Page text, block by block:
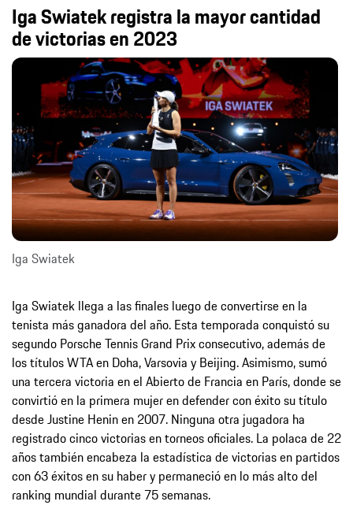
Iga Swiatek registra la mayor cantidad
de victorias en 2023
Iga Swiatek
Iga Swiatek llega a las finales luego de convertirse en la
tenista más ganadora del año. Esta temporada conquistó su
segundo Porsche Tennis Grand Prix consecutivo, además de
los títulos WTA en Doha, Varsovia y Beijing. Asimismo, sumó
una tercera victoria en el Abierto de Francia en París, donde se
convirtió en la primera mujer en defender con éxito su título
desde Justine Henin en 2007. Ninguna otra jugadora ha
registrado cinco victorias en torneos oficiales. La polaca de 22
años también encabeza la estadística de victorias en partidos
con 63 éxitos en su haber y permaneció en lo más alto del
ranking mundial durante 75 semanas.